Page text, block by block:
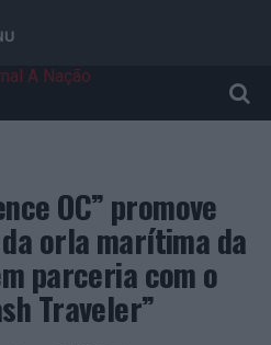
OC” promove
orla marítima da
parceria com o
Traveler”